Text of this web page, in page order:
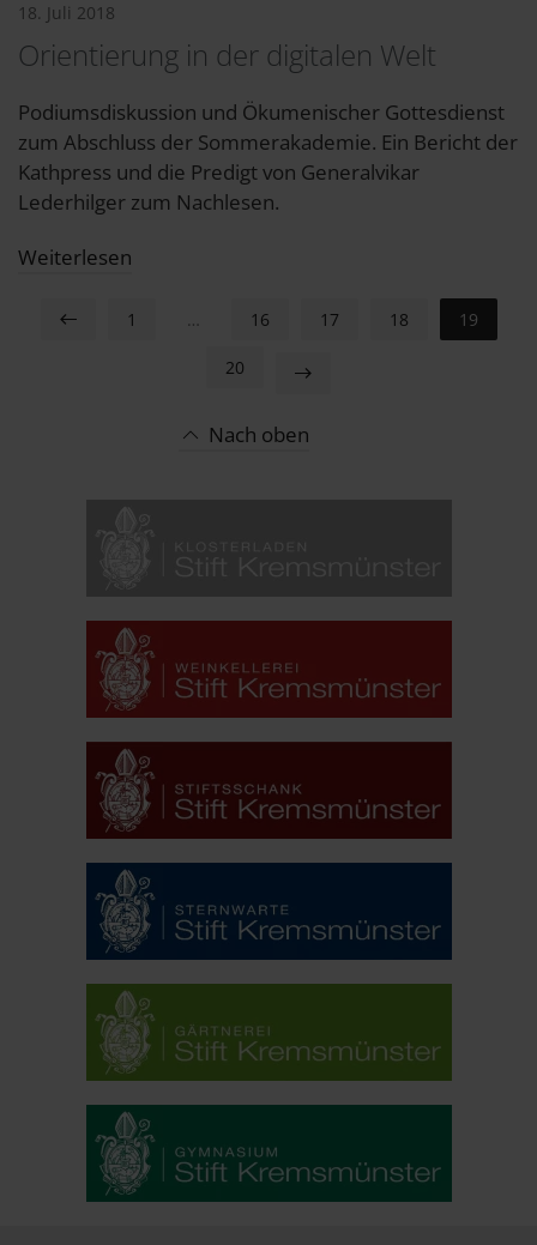
18. Juli 2018
Orientierung in der digitalen Welt
Podiumsdiskussion und Ökumenischer Gottesdienst
zum Abschluss der Sommerakademie. Ein Bericht der
Kathpress und die Predigt von Generalvikar
Lederhilger zum Nachlesen.
Weiterlesen
1 … 16 17 18 19
20
Nach oben